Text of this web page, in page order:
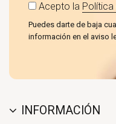
Acepto la
Puedes darte de baja
información en el aviso
INFORMACIÓN